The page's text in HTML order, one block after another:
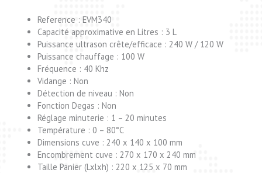
Reference : EVM340
Capacité approximative en Litres : 3 L
Puissance ultrason crête/efficace : 240 W / 120 W
Puissance chauffage : 100 W
Fréquence : 40 Khz
Vidange : Non
Détection de niveau : Non
Fonction Degas : Non
Réglage minuterie : 1 – 20 minutes
Température : 0 – 80°C
Dimensions cuve : 240 x 140 x 100 mm
Encombrement cuve : 270 x 170 x 240 mm
Taille Panier (Lxlxh) : 220 x 125 x 70 mm